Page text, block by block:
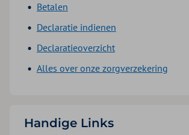
Betalen
Declaratie indienen
Declaratieoverzicht
Alles over onze zorgverzekering
Handige Links